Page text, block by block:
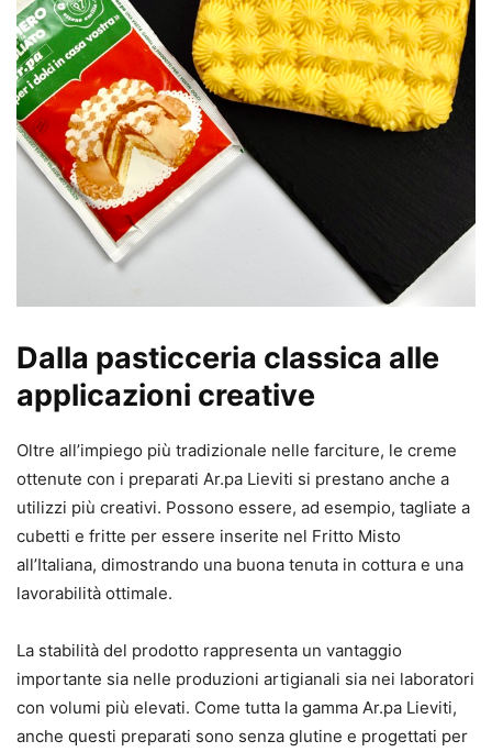
Dalla pasticceria classica alle
applicazioni creative
Oltre all’impiego più tradizionale nelle farciture, le creme
ottenute con i preparati Ar.pa Lieviti si prestano anche a
utilizzi più creativi. Possono essere, ad esempio, tagliate a
cubetti e fritte per essere inserite nel Fritto Misto
all’Italiana, dimostrando una buona tenuta in cottura e una
lavorabilità ottimale.
La stabilità del prodotto rappresenta un vantaggio
importante sia nelle produzioni artigianali sia nei laboratori
con volumi più elevati. Come tutta la gamma Ar.pa Lieviti,
anche questi preparati sono senza glutine e progettati per